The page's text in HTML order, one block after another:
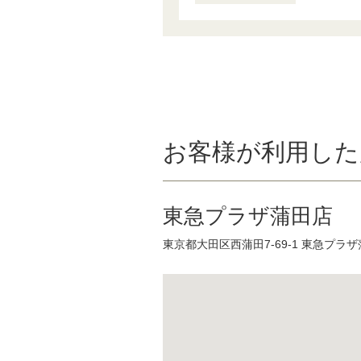
お客様が利用し
東急プラザ蒲田店
東京都大田区西蒲田7-69-1 東急プラザ